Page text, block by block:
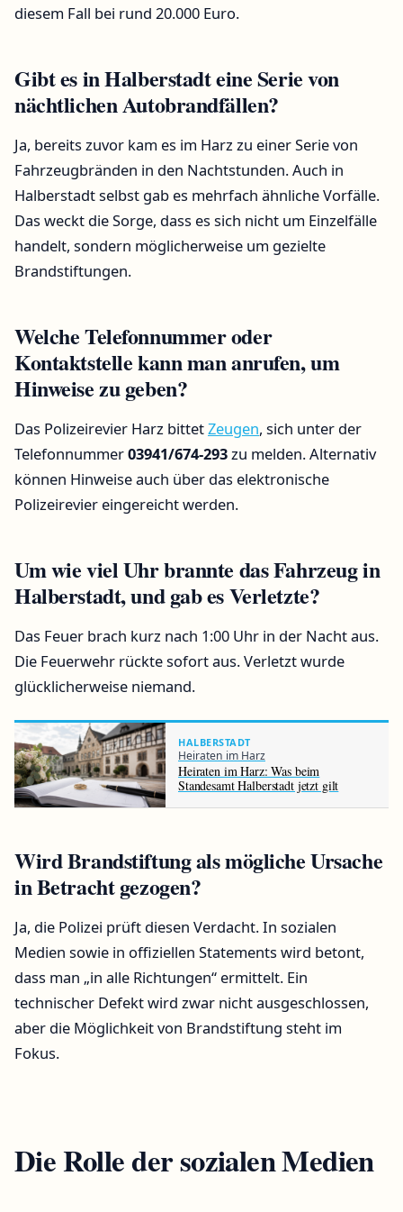
diesem Fall bei rund 20.000 Euro.
Gibt es in Halberstadt eine Serie von
nächtlichen Autobrandfällen?
Ja, bereits zuvor kam es im Harz zu einer Serie von
Fahrzeugbränden in den Nachtstunden. Auch in
Halberstadt selbst gab es mehrfach ähnliche Vorfälle.
Das weckt die Sorge, dass es sich nicht um Einzelfälle
handelt, sondern möglicherweise um gezielte
Brandstiftungen.
Welche Telefonnummer oder
Kontaktstelle kann man anrufen, um
Hinweise zu geben?
Das Polizeirevier Harz bittetZeugen, sich unter der
Telefonnummer03941/674-293zu melden. Alternativ
können Hinweise auch über das elektronische
Polizeirevier eingereicht werden.
Um wie viel Uhr brannte das Fahrzeug in
Halberstadt, und gab es Verletzte?
Das Feuer brach kurz nach 1:00 Uhr in der Nacht aus.
Die Feuerwehr rückte sofort aus. Verletzt wurde
glücklicherweise niemand.
HALBERSTADT
Heiraten im Harz
Heiraten im Harz: Was beim
Standesamt Halberstadt jetzt gilt
Wird Brandstiftung als mögliche Ursache
in Betracht gezogen?
Ja, die Polizei prüft diesen Verdacht. In sozialen
Medien sowie in offiziellen Statements wird betont,
dass man „in alle Richtungen“ ermittelt. Ein
technischer Defekt wird zwar nicht ausgeschlossen,
aber die Möglichkeit von Brandstiftung steht im
Fokus.
Die Rolle der sozialen Medien